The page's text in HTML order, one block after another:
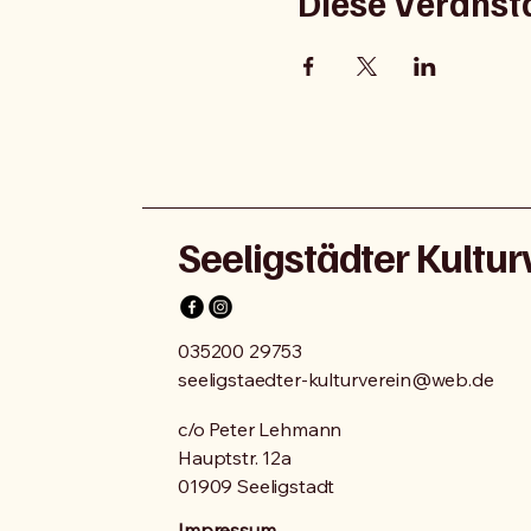
Seeligstädter
035200 29753
seeligstaedter-kulturverein@web.de
c/o Peter Lehmann
Hauptstr. 12a
01909 Seeligstadt